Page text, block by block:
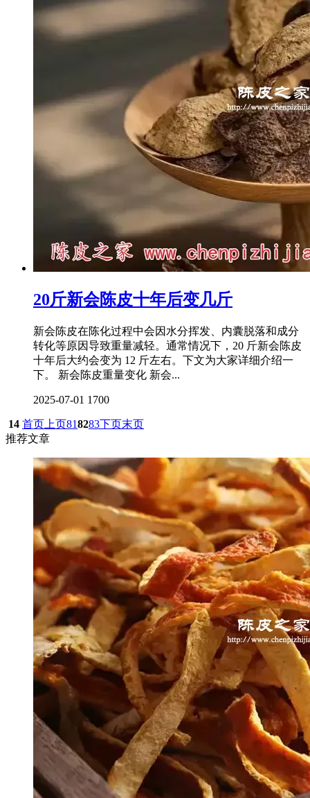
20斤新会陈皮十年后变几斤
新会陈皮在陈化过程中会因水分挥发、内囊脱落和成分
转化等原因导致重量减轻。通常情况下，20 斤新会陈皮
十年后大约会变为 12 斤左右。下文为大家详细介绍一
下。 新会陈皮重量变化 新会...
2025-07-01 1700
14 首页 上页818283下页末页
推荐文章